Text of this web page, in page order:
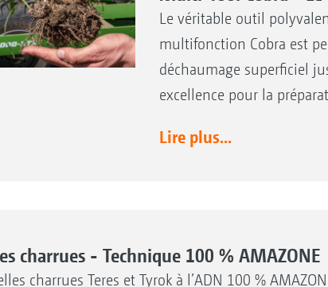
Le véritable outil
multifonction Cobra est
déchaumage superficiel
excellence pour la
Lire plus...
charrues - Technique 100 % AMAZONE
charrues Teres et Tyrok à l’ADN 100 %